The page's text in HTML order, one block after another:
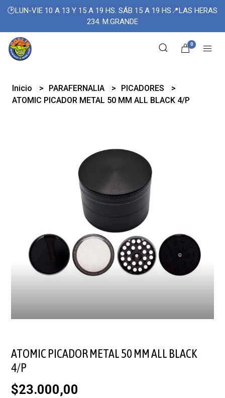
🕑LUN-VIE 10 A 13 Y 15 A 19 HS. SÁB 15 A 19 HS📍LAS HERAS
234. M.GRANDE
0
Inicio PARAFERNALIA
PICADORES
ATOMIC PICADOR METAL 50 MM ALL BLACK 4/P
ATOMIC PICADOR METAL 50 MM ALL BLACK
4/P
$23.000,00